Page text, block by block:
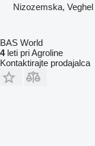
Nizozemska, Veghel
BAS World
4leti pri Agroline
Kontaktirajte prodajalca